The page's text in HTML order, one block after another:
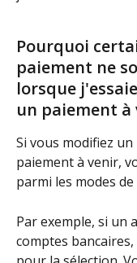
Pourquoi
paiement ne
lorsque
un paiement à
Si vous modifiez
paiement à venir,
parmi les modes
Par exemple, si un
comptes